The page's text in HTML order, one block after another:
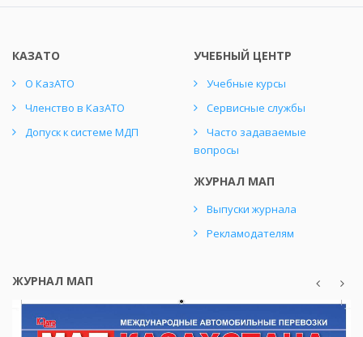
КАЗАТО
О КазАТО
Членство в КазАТО
Допуск к системе МДП
УЧЕБНЫЙ ЦЕНТР
Учебные курсы
Сервисные службы
Часто задаваемые
вопросы
ЖУРНАЛ МАП
Выпуски журнала
Рекламодателям
ЖУРНАЛ МАП